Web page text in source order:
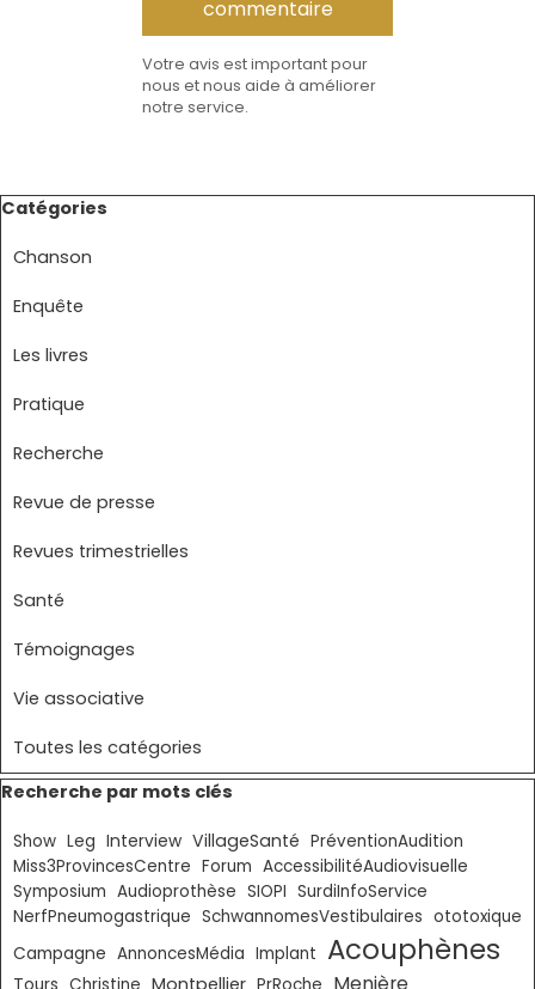
Votre avis est important pour
nous et nous aide à améliorer
notre service.
Sauter le bloc Catégories
Catégories
Chanson
Enquête
Les livres
Pratique
Recherche
Revue de presse
Revues trimestrielles
Santé
Témoignages
Vie associative
Toutes les catégories
Sauter le bloc Recherche par mots clés
Recherche par mots clés
Show Leg Interview VillageSanté PréventionAudition
Miss3ProvincesCentre Forum AccessibilitéAudiovisuelle
Symposium Audioprothèse SIOPI SurdiInfoService
NerfPneumogastrique SchwannomesVestibulaires ototoxique
Campagne AnnoncesMédia Implant Acouphènes
Menière